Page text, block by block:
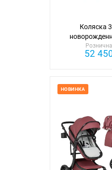
Коляска
52
НОВИНКА